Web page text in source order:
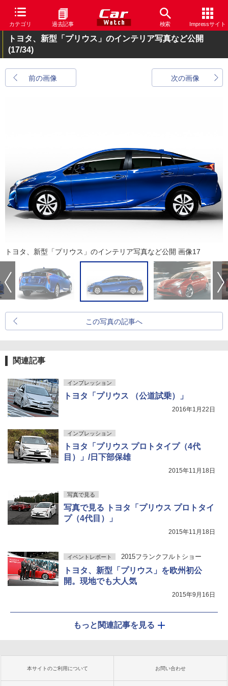
カテゴリ 過去記事 検索 Impressサイト
トヨタ、新型「プリウス」のインテリア写真など公開
(17/34)
前の画像 次の画像
トヨタ、新型「プリウス」のインテリア写真など公開 画像17
この写真の記事へ
関連記事
インプレッション
トヨタ「プリウス （公道試乗）」
2016年1月22日
インプレッション
トヨタ「プリウス プロトタイプ（4代
目）」/日下部保雄
2015年11月18日
写真で見る
写真で見る トヨタ「プリウス プロトタイ
プ（4代目）」
2015年11月18日
イベントレポート 2015フランクフルトショー
トヨタ、新型「プリウス」を欧州初公
開。現地でも大人気
2015年9月16日
もっと関連記事を見る
本サイトのご利用について お問い合わせ